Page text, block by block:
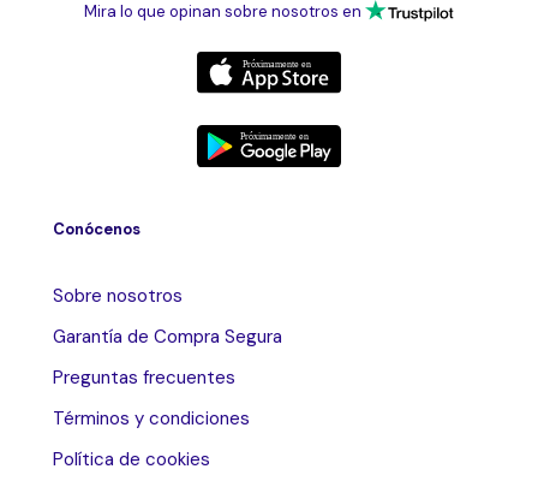
Mira lo que opinan sobre nosotros en
Conócenos
Sobre nosotros
Garantía de Compra Segura
Preguntas frecuentes
Términos y condiciones
Política de cookies